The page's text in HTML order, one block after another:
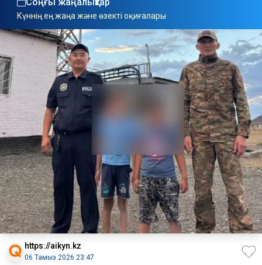
Соңғы жаңалықтар
Күннің ең жаңа және өзекті оқиғалары
https://aikyn.kz
06 Тамыз 2026 23:47